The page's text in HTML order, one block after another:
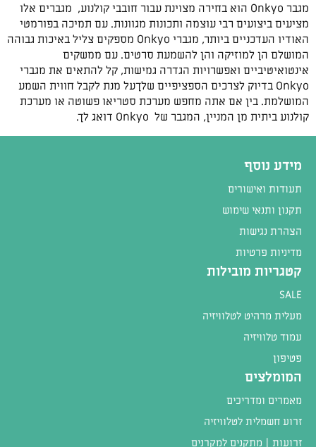
מגבר Onkyo הוא בחירה מצוינת עבור חובבי קולנוע, מגברים אלו
מציעים ביצועים רבי עוצמה ותכונות מגוונות. עם תמיכה בפורמטי
האודיו העדכניים ביותר, מגברי Onkyo מספקים צליל באיכות גבוהה
המושלם הן למוזיקה והן להשמעת סרטים. עם ממשקים
אינטואיטיביים ואפשרויות הגדרה גמישות, קל להתאים את מגברי
Onkyo בדיוק לצרכים הספציפיים שלךעל מנת לקבל חווית השמע
המושלמת. בין אם אתה מחפש מערכת סטריאו פשוטה או מערכת
קולנוע ביתית מן המניין, המגבר של Onkyo דואג לך.
מידע נוסף
תעודות ואישורים
תקנון ותנאי שימוש
הצהרת נגישות
מדיניות פרטיות
קטגריות מובילות
SALE
מעלית מרהיט לטלוויזיה
עמוד טלוויזיה
פטיפון
המומלצים
מאמרים ומדריכים
זרוע חשמלית לטלוויזיה
זרועות | מתקנים למקרנים